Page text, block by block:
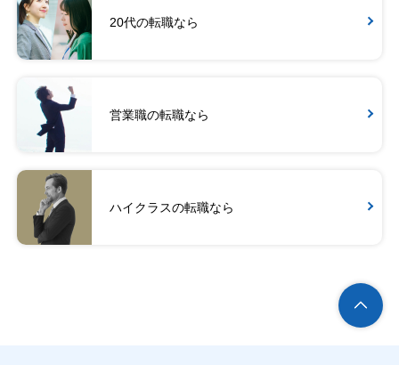
20代の転職なら
営業職の転職なら
ハイクラスの転職なら